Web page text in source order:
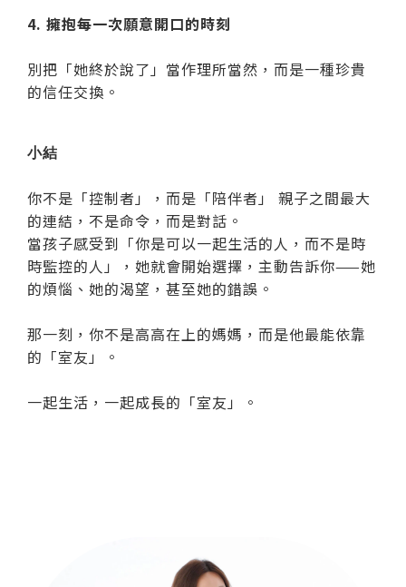
4. 擁抱每一次願意開口的時刻
別把「她終於說了」當作理所當然，而是一種珍貴
的信任交換。
小結
你不是「控制者」，而是「陪伴者」 親子之間最大
的連結，不是命令，而是對話。
當孩子感受到「你是可以一起生活的人，而不是時
時監控的人」，她就會開始選擇，主動告訴你——她
的煩惱、她的渴望，甚至她的錯誤。
那一刻，你不是高高在上的媽媽，而是他最能依靠
的「室友」。
一起生活，一起成長的「室友」。